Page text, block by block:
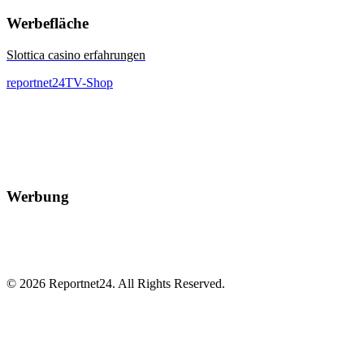
Werbefläche
Slottica casino erfahrungen
reportnet24TV-Shop
Werbung
© 2026 Reportnet24. All Rights Reserved.